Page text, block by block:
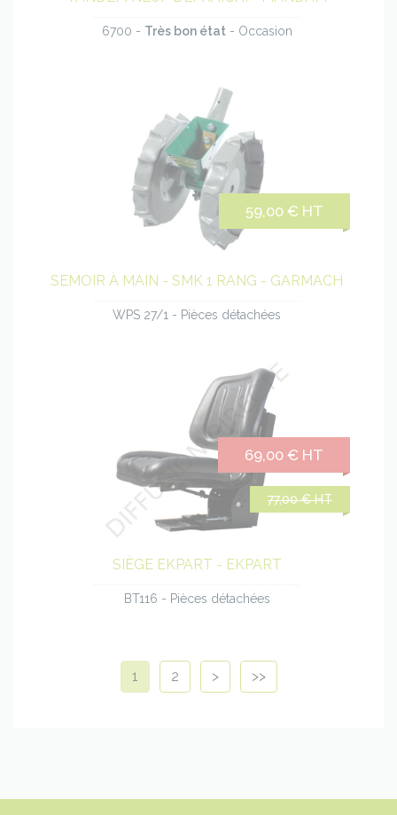
6700 - Très bon état- Occasion
59,00 € HT
SEMOIR À MAIN - SMK 1 RANG - GARMACH
WPS 27/1 - Pièces détachées
77,00 € HT
69,00 € HT
SIÈGE EKPART - EKPART
BT116 - Pièces détachées
1 2 > >>